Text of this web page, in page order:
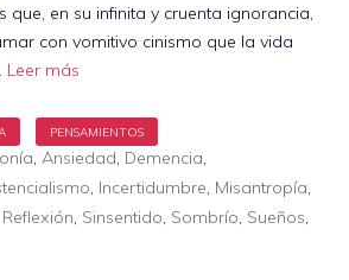
que, en su infinita y cruenta ignorancia,
con vomitivo cinismo que la vida
Leer más
, Ansiedad, Demencia,
, Incertidumbre, Misantropía,
Reflexión, Sinsentido, Sombrío, Sueños,